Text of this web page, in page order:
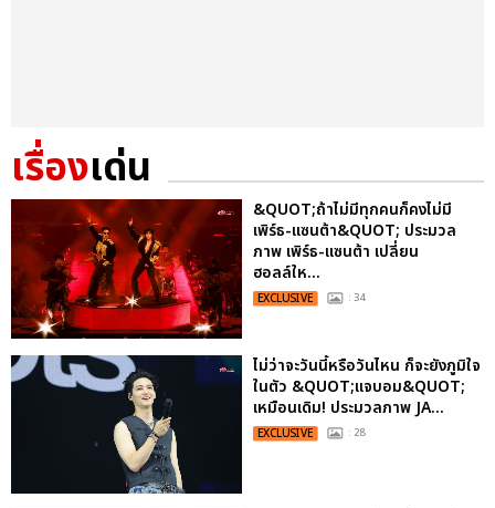
เรื่องเด่น
&QUOT;ถ้าไม่มีทุกคนก็คงไม่มี
เพิร์ธ-แซนต้า&QUOT; ประมวล
ภาพ เพิร์ธ-แซนต้า เปลี่ยน
ฮอลล์ให...
EXCLUSIVE : 34
ไม่ว่าจะวันนี้หรือวันไหน ก็จะยังภูมิใจ
ในตัว &QUOT;แจบอม&QUOT;
เหมือนเดิม! ประมวลภาพ JA...
EXCLUSIVE : 28